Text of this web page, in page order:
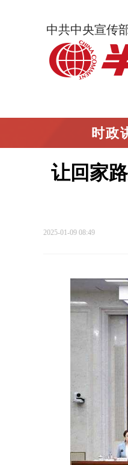
中共中央宣传
时政
让回家
2025-01-09 08:49